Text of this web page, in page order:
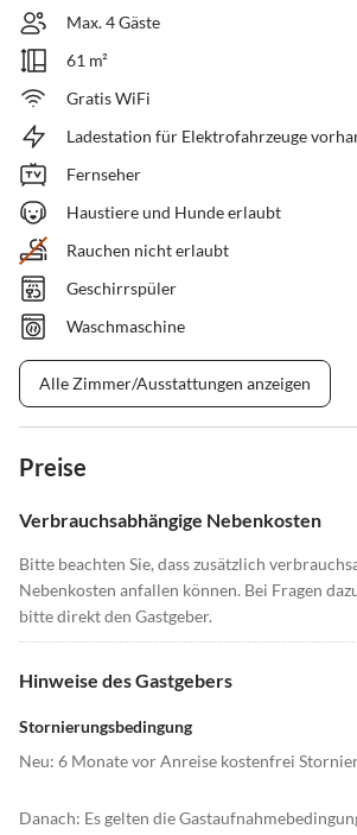
Max. 4 Gäste
61 m²
Gratis WiFi
Ladestation für Elektrofahrzeuge
Fernseher
Haustiere und Hunde erlaubt
Rauchen nicht erlaubt
Geschirrspüler
Waschmaschine
Alle Zimmer/Ausstattungen anzeigen
Preise
Verbrauchsabhängige Nebenkosten
Bitte beachten Sie, dass zusätzlich
Nebenkosten anfallen können. Bei Fragen
bitte direkt den Gastgeber.
Hinweise des Gastgebers
Stornierungsbedingung
Neu: 6 Monate vor Anreise kostenfrei
Danach: Es gelten die